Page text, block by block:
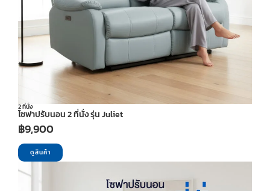
2 ที่นั่ง
โซฟาปรับนอน 2 ที่นั่ง รุ่น Juliet
฿9,900
ดูสินค้า